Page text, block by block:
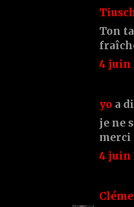
Ton
4 juin
yo a
je ne
merci
4 juin